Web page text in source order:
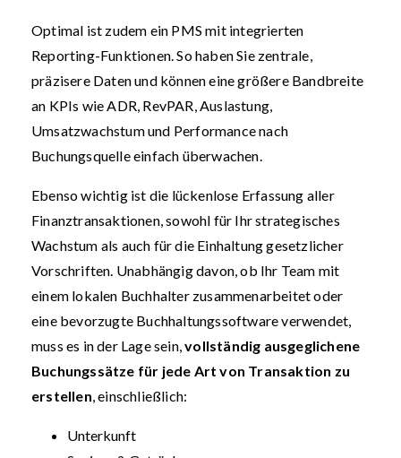
Optimal ist zudem ein PMS mit integrierten
Reporting-Funktionen. So haben Sie zentrale,
präzisere Daten und können eine größere Bandbreite
an KPIs wie ADR, RevPAR, Auslastung,
Umsatzwachstum und Performance nach
Buchungsquelle einfach überwachen.
Ebenso wichtig ist die lückenlose Erfassung aller
Finanztransaktionen, sowohl für Ihr strategisches
Wachstum als auch für die Einhaltung gesetzlicher
Vorschriften. Unabhängig davon, ob Ihr Team mit
einem lokalen Buchhalter zusammenarbeitet oder
eine bevorzugte Buchhaltungssoftware verwendet,
muss es in der Lage sein,vollständig ausgeglichene
Buchungssätze für jede Art von Transaktion zu
erstellen, einschließlich:
Unterkunft